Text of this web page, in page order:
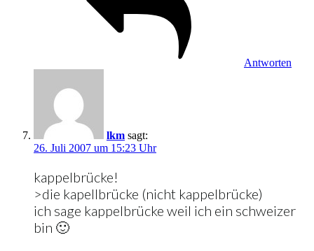
Antworten
lkm sagt:
26. Juli 2007 um 15:23 Uhr
kappelbrücke!
>die kapellbrücke (nicht kappelbrücke)
ich sage kappelbrücke weil ich ein schweizer
bin 🙂